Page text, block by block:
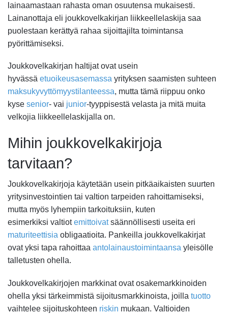
lainaamastaan rahasta oman osuutensa mukaisesti.
Lainanottaja eli joukkovelkakirjan liikkeellelaskija saa
puolestaan kerättyä rahaa sijoittajilta toimintansa
pyörittämiseksi.
Joukkovelkakirjan haltijat ovat usein
hyvässä etuoikeusasemassa yrityksen saamisten suhteen
maksukyvyttömyystilanteessa, mutta tämä riippuu onko
kyse senior- vai junior-tyyppisestä velasta ja mitä muita
velkojia liikkeellelaskijalla on.
Mihin joukkovelkakirjoja
tarvitaan?
Joukkovelkakirjoja käytetään usein pitkäaikaisten suurten
yritysinvestointien tai valtion tarpeiden rahoittamiseksi,
mutta myös lyhempiin tarkoituksiin, kuten
esimerkiksi valtiotemittoivatsäännöllisesti useita eri
maturiteettisia obligaatioita. Pankeilla joukkovelkakirjat
ovat yksi tapa rahoittaa antolainaustoimintaansa yleisölle
talletusten ohella.
Joukkovelkakirjojen markkinat ovat osakemarkkinoiden
ohella yksi tärkeimmistä sijoitusmarkkinoista, joilla tuotto
vaihtelee sijoituskohteen riskin mukaan. Valtioiden